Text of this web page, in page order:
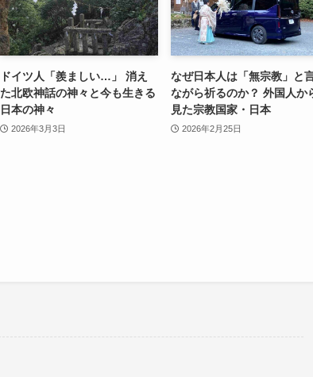
ドイツ人「羨ましい…」 消え
た北欧神話の神々と今も生きる
日本の神々
2026年3月3日
なぜ日本人は「無宗教」と
ながら祈るのか？ 外国人か
見た宗教国家・日本
2026年2月25日